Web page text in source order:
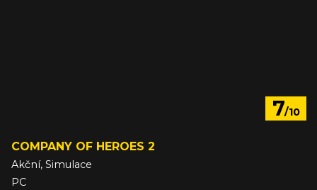
7/10
COMPANY OF HEROES 2
Akční, Simulace
PC